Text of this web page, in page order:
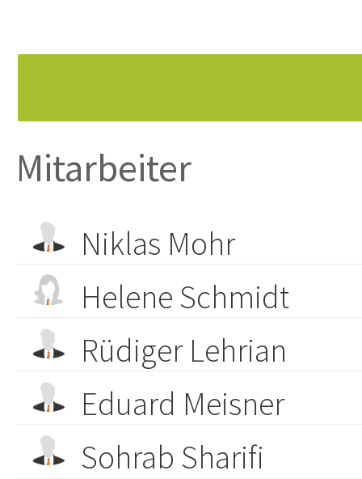
Mitarbeiter
Niklas Mohr
Helene Schmidt
Rüdiger Lehrian
Eduard Meisner
Sohrab Sharifi